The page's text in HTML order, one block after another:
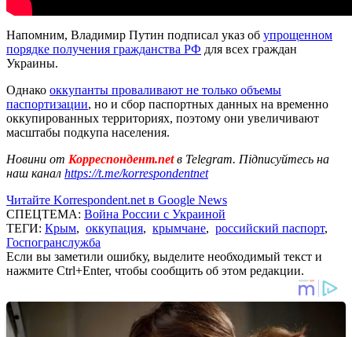
Напомним, Владимир Путин подписал указ об упрощенном
порядке получения гражданства РФ для всех граждан
Украины.
Однако оккупанты проваливают не только объемы
паспортизации, но и сбор паспортных данных на временно
оккупированных территориях, поэтому они увеличивают
масштабы подкупа населения.
Новини от Корреспондент.netв Telegram. Підписуйтесь на
наш канал https://t.me/korrespondentnet
Читайте Korrespondent.net в Google News
СПЕЦТЕМА: Война России с Украиной
ТЕГИ: Крым, оккупация, крымчане, российский паспорт,
Госпогранслужба
Если вы заметили ошибку, выделите необходимый текст и
нажмите Ctrl+Enter, чтобы сообщить об этом редакции.